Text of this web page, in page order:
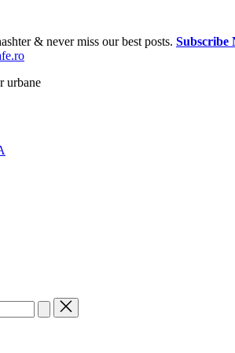
& never miss our best posts. Subscribe
urbane